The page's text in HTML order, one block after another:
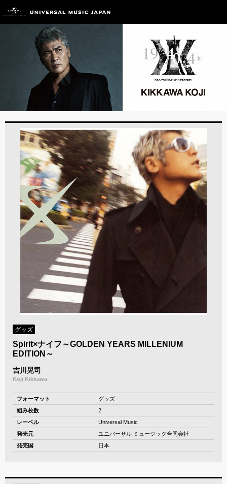
グッズ
Spirit×ナイフ～GOLDEN YEARS MILLENIUM
EDITION～
吉川晃司
Koji Kikkawa
フォーマット
グッズ
組み枚数
2
レーベル
Universal Music
発売元
ユニバーサル ミュージック合同会社
発売国
日本